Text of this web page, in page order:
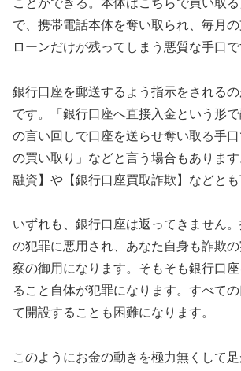
で、携帯電話本体を奪い取られ、毎月
ローンだけが残ってしまう悪質な手口で
銀行口座を郵送するよう指示をされるの
です。「銀行口座へ直接入金という形
の言い回しで口座を送らせ奪い取る手
の買い取り」などと言う場合もありま
融資】や【銀行口座買取詐欺】などとも
いずれも、銀行口座は返ってきません
の犯罪に悪用され、あなた自身も詐欺
察の御用になります。そもそも銀行口
ること自体が犯罪になります。すべて
て開設することも困難になります。
このようにお金の動きを極力無くして